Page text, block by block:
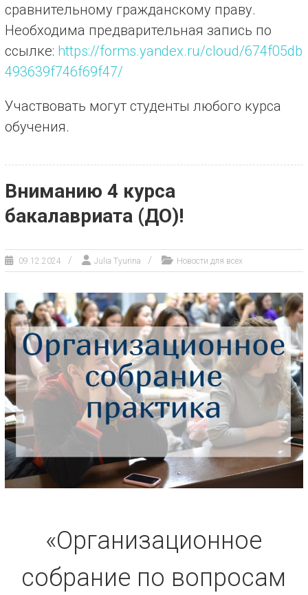
сравнительному гражданскому праву.
Необходима предварительная запись по
ссылке: https://forms.yandex.ru/cloud/674f05db
493639f746f69f47/
Участвовать могут студенты любого курса
обучения.
Вниманию 4 курса
бакалавриата (ДО)!
09.12.2024 Julia Tyurina Новости для всех
«Организационное
собрание по вопросам